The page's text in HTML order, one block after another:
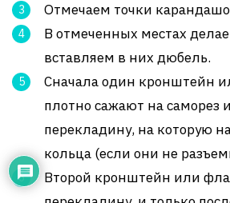
Отмечаем точки
В отмеченных местах
вставляем в них дюбель.
Сначала один кронштейн
плотно сажают на саморез
перекладину, на которую
кольца (если они не
Второй кронштейн или